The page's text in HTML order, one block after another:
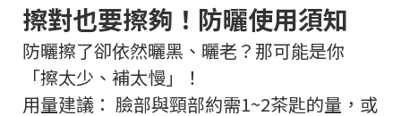
擦對也要擦夠！防曬使用須知
防曬擦了卻依然曬黑、曬老？那可能是你
「擦太少、補太慢」！
用量建議： 臉部與頸部約需1~2茶匙的量，或